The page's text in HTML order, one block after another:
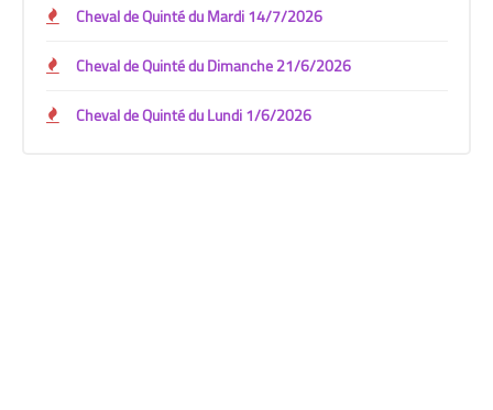
Cheval de Quinté du Mardi 14/7/2026
Cheval de Quinté du Dimanche 21/6/2026
Cheval de Quinté du Lundi 1/6/2026